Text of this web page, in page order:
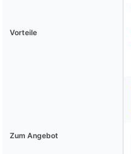
Vorteile
Zum Angebot